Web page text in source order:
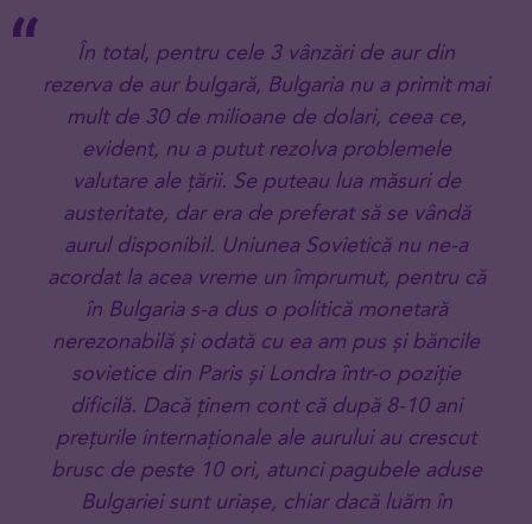
În total, pentru cele 3 vânzări de aur din
rezerva de aur bulgară, Bulgaria nu a primit mai
mult de 30 de milioane de dolari, ceea ce,
evident, nu a putut rezolva problemele
valutare ale țării. Se puteau lua măsuri de
austeritate, dar era de preferat să se vândă
aurul disponibil. Uniunea Sovietică nu ne-a
acordat la acea vreme un împrumut, pentru că
în Bulgaria s-a dus o politică monetară
nerezonabilă și odată cu ea am pus și băncile
sovietice din Paris și Londra într-o poziție
dificilă. Dacă ținem cont că după 8-10 ani
prețurile internaționale ale aurului au crescut
brusc de peste 10 ori, atunci pagubele aduse
Bulgariei sunt uriașe, chiar dacă luăm în